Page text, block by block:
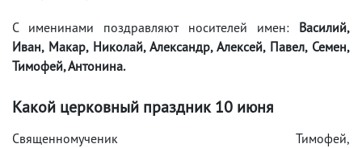
С именинами поздравляют носителей имен: Василий,
Иван, Макар, Николай, Александр, Алексей, Павел, Семен,
Тимофей, Антонина.
Какой церковный праздник 10 июня
Священномученик Тимофей,